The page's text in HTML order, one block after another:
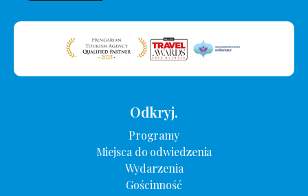
Odkryj.
Programy
Miejsca do odwiedzenia
Wydarzenia
Gościnność